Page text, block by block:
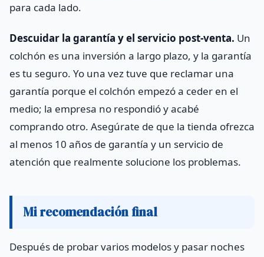
para cada lado.
Descuidar la garantía y el servicio post‑venta. Un
colchón es una inversión a largo plazo, y la garantía
es tu seguro. Yo una vez tuve que reclamar una
garantía porque el colchón empezó a ceder en el
medio; la empresa no respondió y acabé
comprando otro. Asegúrate de que la tienda ofrezca
al menos 10 años de garantía y un servicio de
atención que realmente solucione los problemas.
Mi recomendación final
Después de probar varios modelos y pasar noches